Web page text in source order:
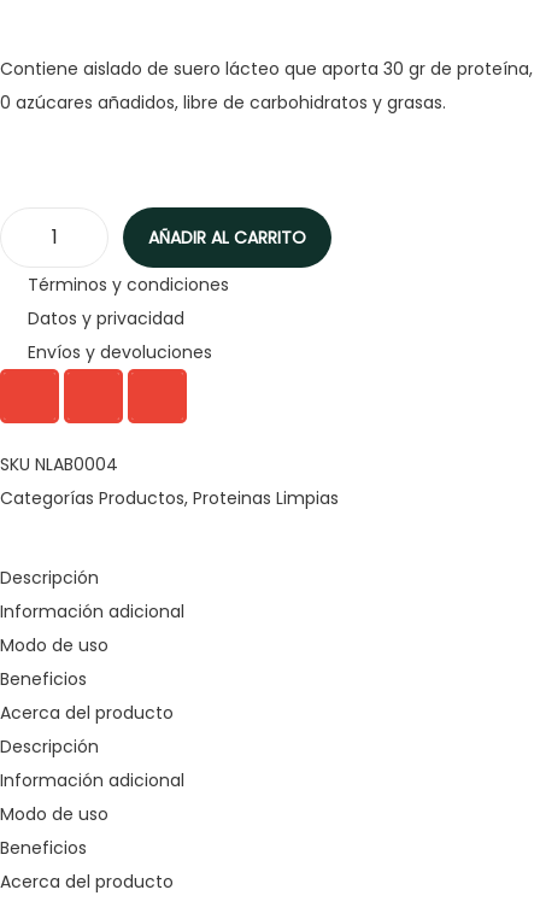
Contiene aislado de suero lácteo que aporta 30 gr de proteína,
0 azúcares añadidos, libre de carbohidratos y grasas.
AÑADIR AL CARRITO
Términos y condiciones
Datos y privacidad
Envíos y devoluciones
SKU NLAB0004
Categorías Productos, Proteinas Limpias
Descripción
Información adicional
Modo de uso
Beneficios
Acerca del producto
Descripción
Información adicional
Modo de uso
Beneficios
Acerca del producto